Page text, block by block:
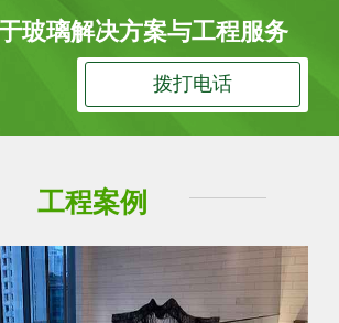
玻璃解决方案与工程服务
拨打电话
工程案例